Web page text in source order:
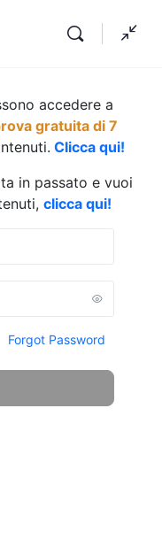
accedere a
gratuita di 7
Clicca qui!
in passato e vuoi
clicca qui!
Forgot Password